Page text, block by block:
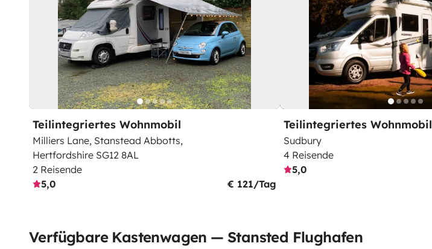
Teilintegriertes Wohnmobil
Milliers Lane, Stanstead Abbotts,
Hertfordshire SG12 8AL
2 Reisende
5,0
€ 121/Tag
Teilintegriertes Wohnmobil
Sudbury
4 Reisende
5,0
Verfügbare Kastenwagen — Stansted Flughafen